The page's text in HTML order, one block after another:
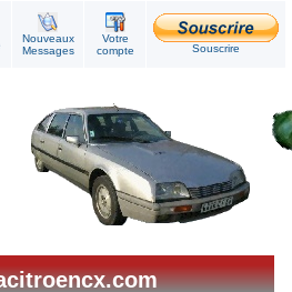
Nouveaux
Messages
Votre
compte
Souscrire